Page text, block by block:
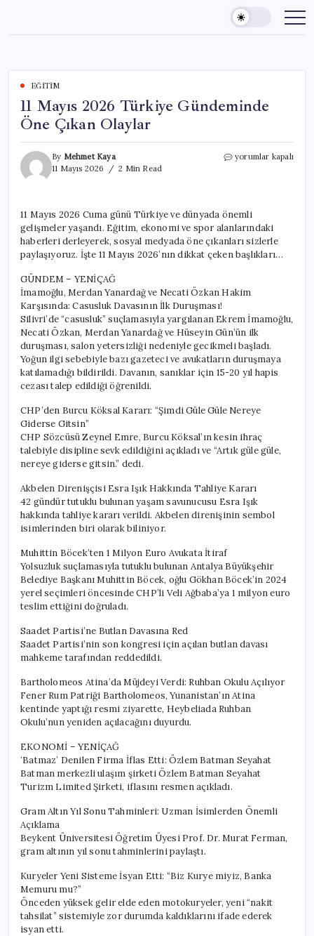
content
EĞITIM
11 Mayıs 2026 Türkiye Gündeminde
Öne Çıkan Olaylar
By Mehmet Kaya
11 Mayıs 2026
2 Min Read
11
Öne
Çıkan
Olaylar
için
yorumlar kapalı
11 Mayıs 2026 Cuma günü Türkiye ve dünyada önemli
gelişmeler yaşandı. Eğitim, ekonomi ve spor alanlarındaki
haberleri derleyerek, sosyal medyada öne çıkanları sizlerle
paylaşıyoruz. İşte 11 Mayıs 2026’nın dikkat çeken başlıkları…
GÜNDEM – YENİÇAĞ
İmamoğlu, Merdan Yanardağ ve Necati Özkan Hakim
Karşısında: Casusluk Davasının İlk Duruşması!
Silivri’de “casusluk” suçlamasıyla yargılanan Ekrem İmamoğlu,
Necati Özkan, Merdan Yanardağ ve Hüseyin Gün’ün ilk
duruşması, salon yetersizliği nedeniyle gecikmeli başladı.
Yoğun ilgi sebebiyle bazı gazeteci ve avukatların duruşmaya
katılamadığı bildirildi. Davanın, sanıklar için 15-20 yıl hapis
cezası talep edildiği öğrenildi.
CHP’den Burcu Köksal Kararı: “Şimdi Güle Güle Nereye
Giderse Gitsin”
CHP Sözcüsü Zeynel Emre, Burcu Köksal’ın kesin ihraç
talebiyle disipline sevk edildiğini açıkladı ve “Artık güle güle,
nereye giderse gitsin.” dedi.
Akbelen Direnişçisi Esra Işık Hakkında Tahliye Kararı
42 gündür tutuklu bulunan yaşam savunucusu Esra Işık
hakkında tahliye kararı verildi. Akbelen direnişinin sembol
isimlerinden biri olarak biliniyor.
Muhittin Böcek’ten 1 Milyon Euro Avukata İtiraf
Yolsuzluk suçlamasıyla tutuklu bulunan Antalya Büyükşehir
Belediye Başkanı Muhittin Böcek, oğlu Gökhan Böcek’in 2024
yerel seçimleri öncesinde CHP’li Veli Ağbaba’ya 1 milyon euro
teslim ettiğini doğruladı.
Saadet Partisi’ne Butlan Davasına Red
Saadet Partisi’nin son kongresi için açılan butlan davası
mahkeme tarafından reddedildi.
Bartholomeos Atina’da Müjdeyi Verdi: Ruhban Okulu Açılıyor
Fener Rum Patriği Bartholomeos, Yunanistan’ın Atina
kentinde yaptığı resmi ziyarette, Heybeliada Ruhban
Okulu’nun yeniden açılacağını duyurdu.
EKONOMİ – YENİÇAĞ
‘Batmaz’ Denilen Firma İflas Etti: Özlem Batman Seyahat
Batman merkezli ulaşım şirketi Özlem Batman Seyahat
Turizm Limited Şirketi, iflasını resmen açıkladı.
Gram Altın Yıl Sonu Tahminleri: Uzman İsimlerden Önemli
Açıklama
Beykent Üniversitesi Öğretim Üyesi Prof. Dr. Murat Ferman,
gram altının yıl sonu tahminlerini paylaştı.
Kuryeler Yeni Sisteme İsyan Etti: “Biz Kurye miyiz, Banka
Memuru mu?”
Önceden yüksek gelir elde eden motokuryeler, yeni “nakit
tahsilat” sistemiyle zor durumda kaldıklarını ifade ederek
isyan etti.